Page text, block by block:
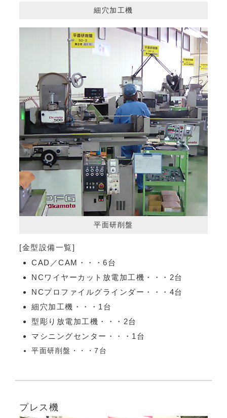
細穴加工機
平面研削盤
[金型設備一覧]
CAD／CAM・・・6台
NCワイヤーカット放電加工機・・・2台
NCプロファイルグラインダー・・・4台
細穴加工機・・・1台
型彫り放電加工機・・・2台
マシニングセンター・・・1台
平面研削盤・・・7台
プレス機